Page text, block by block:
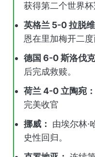
获得第二个世界
英格兰 5-0 拉脱维
恩在里加梅开二
德国 6-0 斯洛伐克
后完成救赎。
荷兰 4-0 立陶宛：
完美收官
挪威：
由埃尔林·
史性回归。